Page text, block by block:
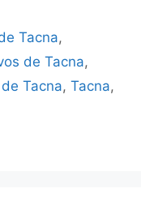
Tacna,
de Tacna,
Tacna, Tacna,